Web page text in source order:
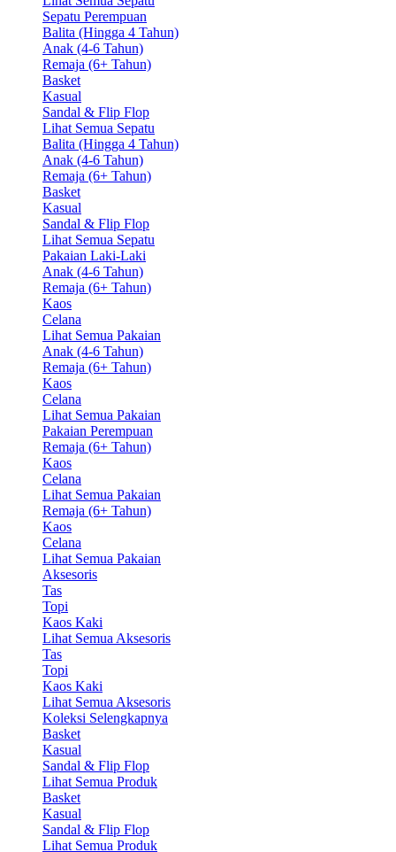
Sepatu Perempuan
Balita (Hingga 4 Tahun)
Anak (4-6 Tahun)
Remaja (6+ Tahun)
Basket
Kasual
Sandal & Flip Flop
Lihat Semua Sepatu
Balita (Hingga 4 Tahun)
Anak (4-6 Tahun)
Remaja (6+ Tahun)
Basket
Kasual
Sandal & Flip Flop
Lihat Semua Sepatu
Pakaian Laki-Laki
Anak (4-6 Tahun)
Remaja (6+ Tahun)
Kaos
Celana
Lihat Semua Pakaian
Anak (4-6 Tahun)
Remaja (6+ Tahun)
Kaos
Celana
Lihat Semua Pakaian
Pakaian Perempuan
Remaja (6+ Tahun)
Kaos
Celana
Lihat Semua Pakaian
Remaja (6+ Tahun)
Kaos
Celana
Lihat Semua Pakaian
Aksesoris
Tas
Topi
Kaos Kaki
Lihat Semua Aksesoris
Tas
Topi
Kaos Kaki
Lihat Semua Aksesoris
Koleksi Selengkapnya
Basket
Kasual
Sandal & Flip Flop
Lihat Semua Produk
Basket
Kasual
Sandal & Flip Flop
Lihat Semua Produk